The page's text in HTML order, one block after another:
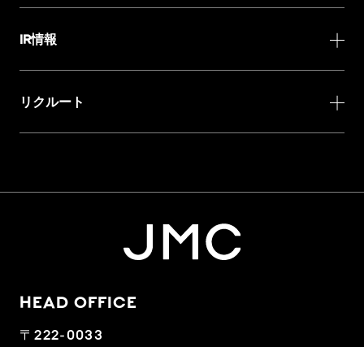
IR情報
リクルート
HEAD OFFICE
〒222-0033